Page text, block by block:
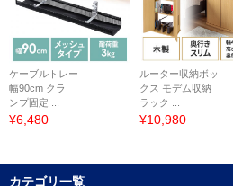
ケーブルトレー
幅90cm クラ
ンプ固定 ...
¥6,480
ルーター収納ボッ
クス モデム収納
ラック ...
¥10,980
カテゴリ一覧